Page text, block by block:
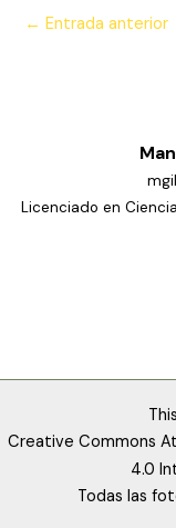
← Entrada anterior
Licenciado en
Creative Commons
4.0
Todas las